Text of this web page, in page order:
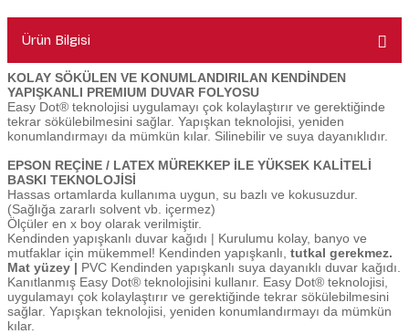
Ürün Bilgisi
KOLAY SÖKÜLEN VE KONUMLANDIRILAN KENDİNDEN
YAPIŞKANLI PREMIUM DUVAR FOLYOSU
Easy Dot® teknolojisi uygulamayı çok kolaylaştırır ve gerektiğinde
tekrar sökülebilmesini sağlar. Yapışkan teknolojisi, yeniden
konumlandırmayı da mümkün kılar. Silinebilir ve suya dayanıklıdır.
EPSON REÇİNE / LATEX MÜREKKEP İLE YÜKSEK KALİTELİ
BASKI TEKNOLOJİSİ
Hassas ortamlarda kullanıma uygun, su bazlı ve kokusuzdur.
(Sağlığa zararlı solvent vb. içermez)
Ölçüler en x boy olarak verilmiştir.
Kendinden yapışkanlı duvar kağıdı | Kurulumu kolay, banyo ve
mutfaklar için mükemmel! Kendinden yapışkanlı, tutkal gerekmez.
Mat yüzey | PVC Kendinden yapışkanlı suya dayanıklı duvar kağıdı.
Kanıtlanmış Easy Dot® teknolojisini kullanır. Easy Dot® teknolojisi,
uygulamayı çok kolaylaştırır ve gerektiğinde tekrar sökülebilmesini
sağlar. Yapışkan teknolojisi, yeniden konumlandırmayı da mümkün
kılar.